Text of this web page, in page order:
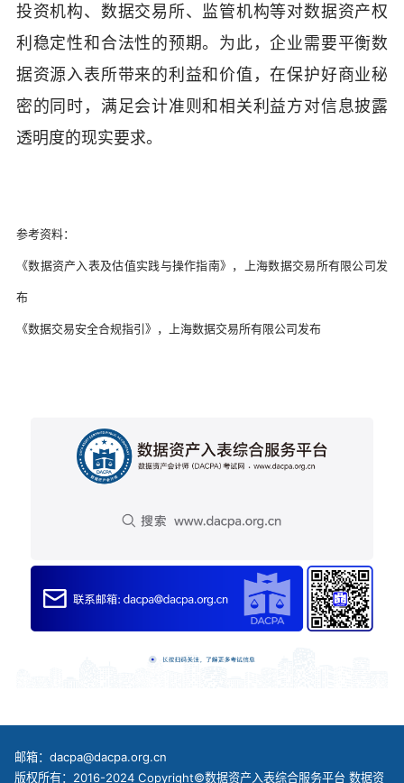
投资机构、数据交易所、监管机构等对数据资产权
利稳定性和合法性的预期。为此，企业需要平衡数
据资源入表所带来的利益和价值，在保护好商业秘
密的同时，满足会计准则和相关利益方对信息披露
透明度的现实要求。
参考资料：
《数据资产入表及估值实践与操作指南》，上海数据交易所有限公司发
布
《数据交易安全合规指引》，上海数据交易所有限公司发布
邮箱：dacpa@dacpa.org.cn
版权所有：2016-2024 Copyright©数据资产入表综合服务平台 数据资